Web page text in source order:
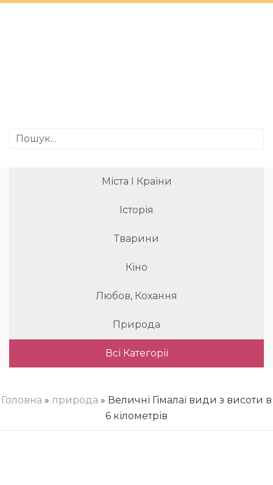
Міста І Країни
Історія
Тварини
Кіно
Любов, Кохання
Природа
Всі Категорії
Головна » природа » Величні Гімалаї види з висоти в
6 кілометрів